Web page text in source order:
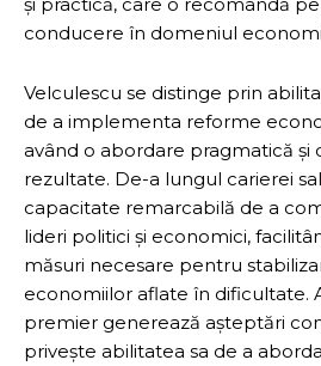
conducere în domeniul
Velculescu se distinge prin
de a implementa reforme
având o abordare pragmatică și
rezultate. De-a lungul carierei
capacitate remarcabilă de a
lideri politici și economici,
măsuri necesare pentru
economiilor aflate în dificultate.
premier generează așteptări
privește abilitatea sa de a